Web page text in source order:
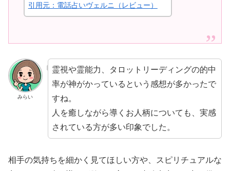
引用元：電話占いヴェルニ（レビュー）
みらい
霊視や霊能力、タロットリーディングの的中
率が神がかっているという感想が多かったで
すね。
人を癒しながら導くお人柄についても、実感
されている方が多い印象でした。
相手の気持ちを細かく見てほしい方や、スピリチュアルな